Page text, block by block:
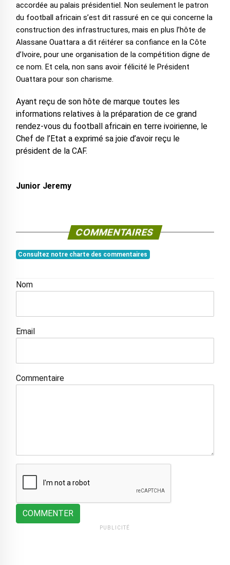
accordée au palais présidentiel. Non seulement le patron
du football africain s’est dit rassuré en ce qui concerne la
construction des infrastructures, mais en plus l’hôte de
Alassane Ouattara a dit réitérer sa confiance en la Côte
d’Ivoire, pour une organisation de la compétition digne de
ce nom. Et cela, non sans avoir félicité le Président
Ouattara pour son charisme.
Ayant reçu de son hôte de marque toutes les
informations relatives à la préparation de ce grand
rendez-vous du football africain en terre ivoirienne, le
Chef de l’Etat a exprimé sa joie d’avoir reçu le
président de la CAF.
Junior Jeremy
COMMENTAIRES
Consultez notre charte des commentaires
Nom
Email
Commentaire
COMMENTER
PUBLICITÉ